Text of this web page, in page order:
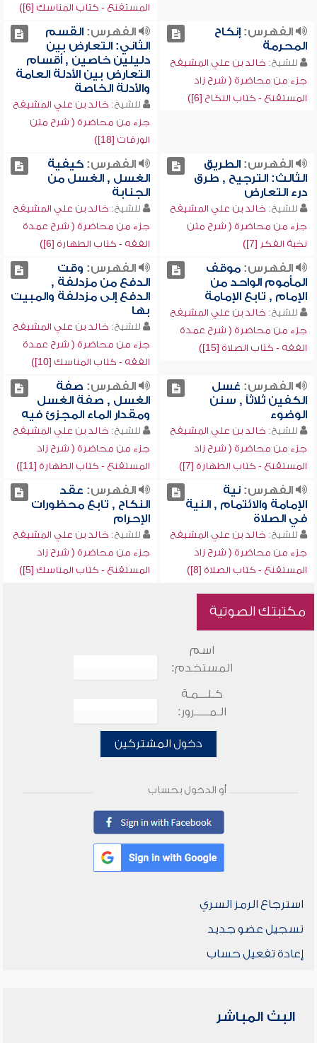
المستقنع - كتاب المناسك [6])
الفهرس:إنكاح
المحرمة
للشيخ: خالد بن علي المشيقح
جزء من محاضرة ( شرح زاد
المستقنع - كتاب النكاح [6])
الفهرس:القسم
الثاني: التعارض بين
دليلين خاصين , أقسام
التعارض بين الأدلة العامة
والأدلة الخاصة
للشيخ: خالد بن علي المشيقح
جزء من محاضرة ( شرح متن
الورقات [18])
الفهرس:الطريق
الثالث: الترجيح , طرق
درء التعارض
للشيخ: خالد بن علي المشيقح
جزء من محاضرة ( شرح متن
نخبة الفكر [7])
الفهرس:كيفية
الغسل , الغسل من
الجنابة
للشيخ: خالد بن علي المشيقح
جزء من محاضرة ( شرح عمدة
الفقه - كتاب الطهارة [6])
الفهرس:موقف
المأموم الواحد من
الإمام , تابع الإمامة
للشيخ: خالد بن علي المشيقح
جزء من محاضرة ( شرح عمدة
الفقه - كتاب الصلاة [15])
الفهرس: وقت
الدفع من مزدلفة ,
الدفع إلى مزدلفة والمبيت
بها
للشيخ: خالد بن علي المشيقح
جزء من محاضرة ( شرح عمدة
الفقه - كتاب المناسك [10])
الفهرس: غسل
الكفين ثلاثاً , سنن
الوضوء
للشيخ: خالد بن علي المشيقح
جزء من محاضرة ( شرح زاد
المستقنع - كتاب الطهارة [7])
الفهرس: صفة
الغسل , صفة الغسل
ومقدار الماء المجزئ فيه
للشيخ: خالد بن علي المشيقح
جزء من محاضرة ( شرح زاد
المستقنع - كتاب الطهارة [11])
الفهرس:نية
الإمامة والائتمام , النية
في الصلاة
للشيخ: خالد بن علي المشيقح
جزء من محاضرة ( شرح زاد
المستقنع - كتاب الصلاة [8])
الفهرس: عقد
النكاح , تابع محظورات
الإحرام
للشيخ: خالد بن علي المشيقح
جزء من محاضرة ( شرح زاد
المستقنع - كتاب المناسك [5])
مكتبتك الصوتية
اسم
المستخدم:
كـلـــمـة
الـمـــــرور:
دخول المشتركين
أو الدخول بحساب
استرجاع الرمز السري
تسجيل عضو جديد
إعادة تفعيل حساب
البث المباشر